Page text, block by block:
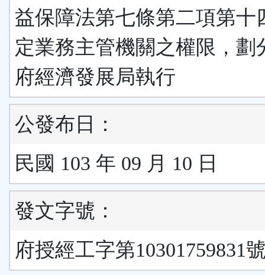
益保障法第七條第二項第十
定業務主管機關之權限，劃
府經濟發展局執行
公發布日：
民國 103 年 09 月 10 日
發文字號：
府授經工字第10301759831